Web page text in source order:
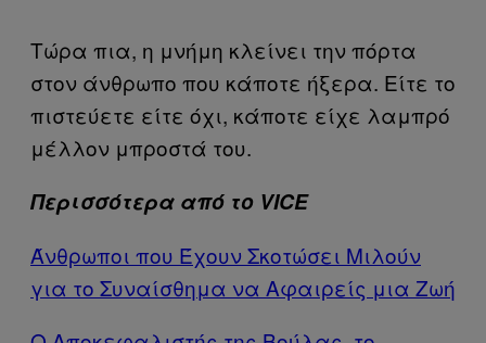
Τώρα πια, η μνήμη κλείνει την πόρτα
στον άνθρωπο που κάποτε ήξερα. Είτε το
πιστεύετε είτε όχι, κάποτε είχε λαμπρό
μέλλον μπροστά του.
Περισσότερα από το VICE
Άνθρωποι που Έχουν Σκοτώσει Μιλούν
για το Συναίσθημα να Αφαιρείς μια Ζωή